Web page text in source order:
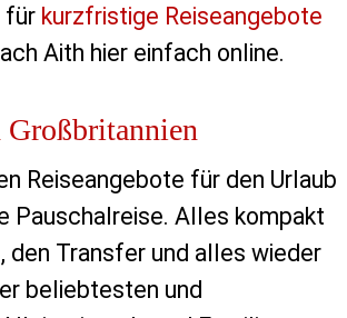
für kurzfristige Reiseangebote
Aith hier einfach online.
Großbritannien
Reiseangebote für den Urlaub
Pauschalreise. Alles kompakt
den Transfer und alles wieder
beliebtesten und